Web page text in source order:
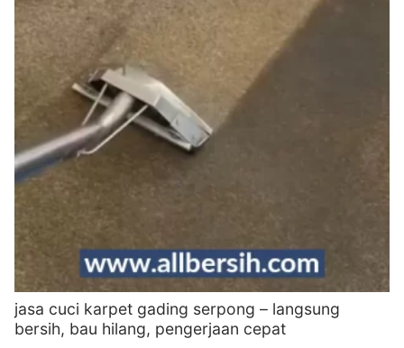
jasa cuci karpet gading serpong – langsung
bersih, bau hilang, pengerjaan cepat